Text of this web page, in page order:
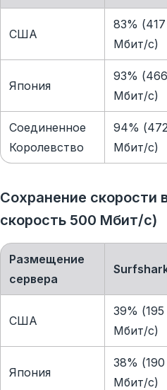
США
83% (417
Мбит/с)
Япония
93% (466
Мбит/с)
Соединенное
Королевство
94%
Мбит/с)
Сохранение скорости
скорость 500 Мбит/с)
Размещение
сервера
США
39% (195
Мбит/с)
Япония
38% (190
Мбит/с)